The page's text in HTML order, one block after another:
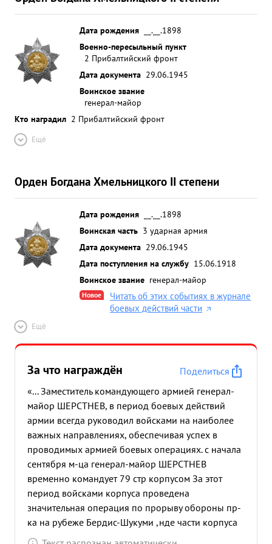
Дата рождения
__.__.1898
Военно-пересыльный пункт
2 Прибалтийский фронт
Дата документа 29.06.1945
Воинское звание
генерал-майор
Кто наградил 2 Прибалтийский фронт
Ещё
Орден Богдана Хмельницкого II степени
Дата рождения
__.__.1898
Воинская часть 3 ударная армия
Дата документа 29.06.1945
Дата поступления на службу 15.06.1918
Воинское звание генерал-майор
Новое
Читать об этих событиях в журнале
боевых действий части
Ещё
За что награждён
Поделиться
«... Заместитель командующего армией генерал-
майор ШЕРСТНЕВ, в период боевых действий
армии всегда руководил войсками на наиболее
важных направлениях, обеспечивая успех в
проводимых армией боевых операциях. с начала
сентября м-ца генерал-майор ШЕРСТНЕВ
временно командует 79 стр корпусом За этот
период войсками корпуса проведена
значительная операция по прорыву обороны пр-
ка на рубеже Бердис-Шукуми ,нде части корпуса
наносили главный удар. в упорных боях, сломив